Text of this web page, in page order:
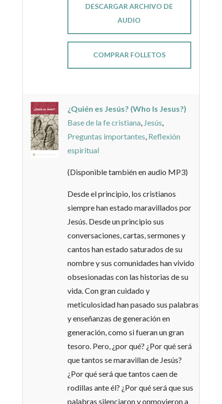
DESCARGAR ARCHIVO DE
AUDIO
COMPRAR FOLLETOS
¿Quién es Jesús? (Who Is Jesus?)
Base de la fe cristiana, Jesús,
Preguntas importantes, Reflexión
espiritual
(Disponible también en audio MP3)
Desde el principio, los cristianos
siempre han estado maravillados por
Jesús. Desde un principio sus
conversaciones, cartas, sermones y
cantos han estado saturados de su
nombre y sus comunidades han vivido
obsesionadas con las historias de su
vida. Con gran cuidado y
meticulosidad han pasado sus palabras
y enseñanzas de generación en
generación, como si fueran un gran
tesoro. Pero, ¿por qué? ¿Por qué será
que tantos se maravillan de Jesús?
¿Por qué será que tantos caen de
rodillas ante él? ¿Por qué será que sus
palabras silenciaron y onmovieron a